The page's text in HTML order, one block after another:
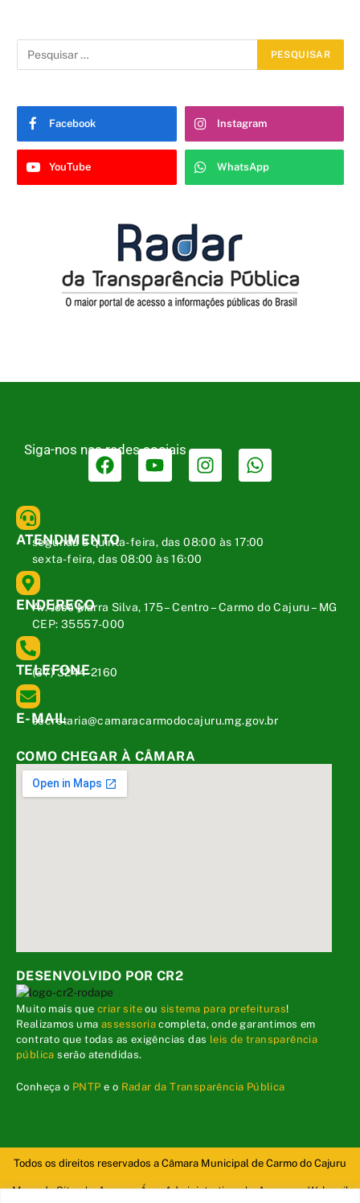
Facebook Instagram
YouTube WhatsApp
Siga-nos nas redes sociais
ATENDIMENTO
segunda a quinta-feira, das 08:00 às 17:00
sexta-feira, das 08:00 às 16:00
ENDEREÇO
Av. José Marra Silva, 175 – Centro – Carmo do Cajuru – MG
CEP: 35557-000
TELEFONE
(37) 3244-2160
E-MAIL
secretaria@camaracarmodocajuru.mg.gov.br
COMO CHEGAR À CÂMARA
DESENVOLVIDO POR CR2
Muito mais quecriar site ou sistema para prefeituras!
Realizamos umaassessoria completa, onde garantimos em
contrato que todas as exigências das leis de transparência
pública serão atendidas.
Conheça o PNTP e o Radar da Transparência Pública
Todos os direitos reservados a Câmara Municipal de Carmo do Cajuru
Mapa do Site Acessar Área Administrativa Acessar o Webmail